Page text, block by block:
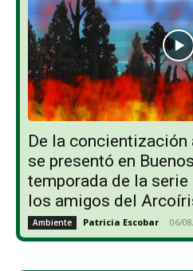
De la
se presentó en
temporada de la serie
los amigos del
Ambiente Patricia Escobar - 06/